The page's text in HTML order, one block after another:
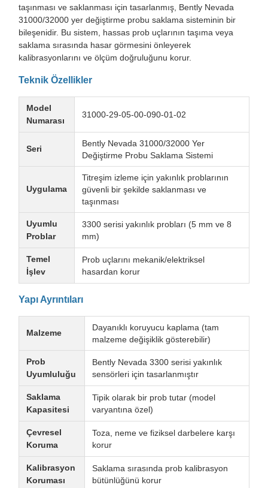
taşınması ve saklanması için tasarlanmış, Bently Nevada
31000/32000 yer değiştirme probu saklama sisteminin bir
bileşenidir. Bu sistem, hassas prob uçlarının taşıma veya
saklama sırasında hasar görmesini önleyerek
kalibrasyonlarını ve ölçüm doğruluğunu korur.
Teknik Özellikler
Model
Numarası
31000-29-05-00-090-01-02
Seri
Bently Nevada 31000/32000 Yer
Değiştirme Probu Saklama Sistemi
Uygulama
Titreşim izleme için yakınlık problarının
güvenli bir şekilde saklanması ve
taşınması
Uyumlu
Problar
3300 serisi yakınlık probları (5 mm ve 8
mm)
Temel
İşlev
Prob uçlarını mekanik/elektriksel
hasardan korur
Yapı Ayrıntıları
Malzeme
Dayanıklı koruyucu kaplama (tam
malzeme değişiklik gösterebilir)
Prob
Uyumluluğu
Bently Nevada 3300 serisi yakınlık
sensörleri için tasarlanmıştır
Saklama
Kapasitesi
Tipik olarak bir prob tutar (model
varyantına özel)
Çevresel
Koruma
Toza, neme ve fiziksel darbelere karşı
korur
Kalibrasyon
Koruması
Saklama sırasında prob kalibrasyon
bütünlüğünü korur